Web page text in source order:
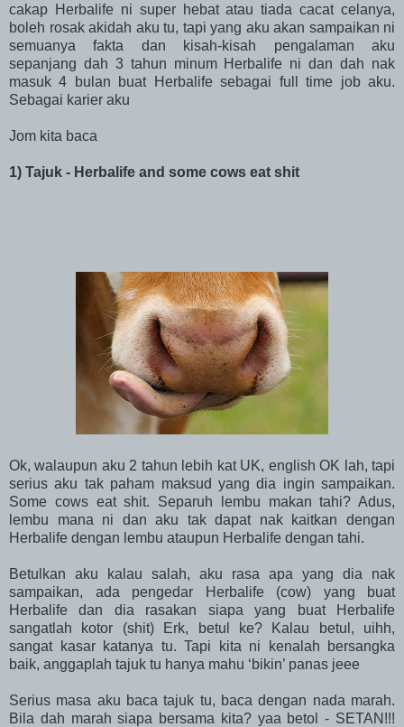
cakap Herbalife ni super hebat atau tiada cacat celanya,
boleh rosak akidah aku tu, tapi yang aku akan sampaikan ni
semuanya fakta dan kisah-kisah pengalaman aku
sepanjang dah 3 tahun minum Herbalife ni dan dah nak
masuk 4 bulan buat Herbalife sebagai full time job aku.
Sebagai karier aku
Jom kita baca
1) Tajuk - Herbalife and some cows eat shit
Ok, walaupun aku 2 tahun lebih kat UK, english OK lah, tapi
serius aku tak paham maksud yang dia ingin sampaikan.
Some cows eat shit. Separuh lembu makan tahi? Adus,
lembu mana ni dan aku tak dapat nak kaitkan dengan
Herbalife dengan lembu ataupun Herbalife dengan tahi.
Betulkan aku kalau salah, aku rasa apa yang dia nak
sampaikan, ada pengedar Herbalife (cow) yang buat
Herbalife dan dia rasakan siapa yang buat Herbalife
sangatlah kotor (shit) Erk, betul ke? Kalau betul, uihh,
sangat kasar katanya tu. Tapi kita ni kenalah bersangka
baik, anggaplah tajuk tu hanya mahu ‘bikin’ panas jeee
Serius masa aku baca tajuk tu, baca dengan nada marah.
Bila dah marah siapa bersama kita? yaa betol - SETAN!!!